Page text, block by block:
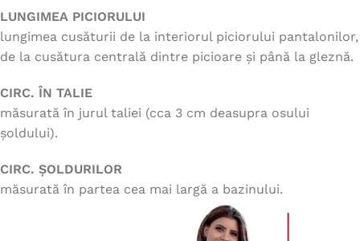
LUNGIMEA PICIORULUI
lungimea cusăturii de la interiorul piciorului pantalonilor,
de la cusătura centrală dintre picioare și până la gleznă.
CIRC. ÎN TALIE
măsurată în jurul taliei (cca 3 cm deasupra osului
șoldului).
CIRC. ȘOLDURILOR
măsurată în partea cea mai largă a bazinului.